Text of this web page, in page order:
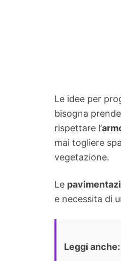
Le idee per
bisogna
rispettare l’
mai togliere
vegetazione.
Le
e necessita di
Leggi anche: